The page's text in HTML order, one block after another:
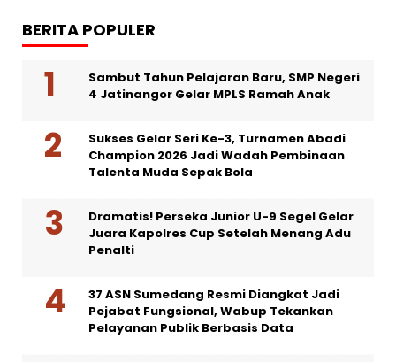
BERITA POPULER
Sambut Tahun Pelajaran Baru, SMP Negeri
4 Jatinangor Gelar MPLS Ramah Anak
Sukses Gelar Seri Ke-3, Turnamen Abadi
Champion 2026 Jadi Wadah Pembinaan
Talenta Muda Sepak Bola
Dramatis! Perseka Junior U-9 Segel Gelar
Juara Kapolres Cup Setelah Menang Adu
Penalti
37 ASN Sumedang Resmi Diangkat Jadi
Pejabat Fungsional, Wabup Tekankan
Pelayanan Publik Berbasis Data